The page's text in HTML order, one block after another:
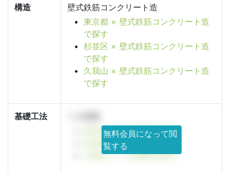
構造
壁式鉄筋コンクリート造
東京都 × 壁式鉄筋コンクリート造
で探す
杉並区 × 壁式鉄筋コンクリート造
で探す
久我山 × 壁式鉄筋コンクリート造
で探す
基礎工法
東京都 × ベタ基礎で探す
杉並区 × ベタ基礎で探す
久我山 × ベタ基礎で探す
無料会員になって閲
覧する